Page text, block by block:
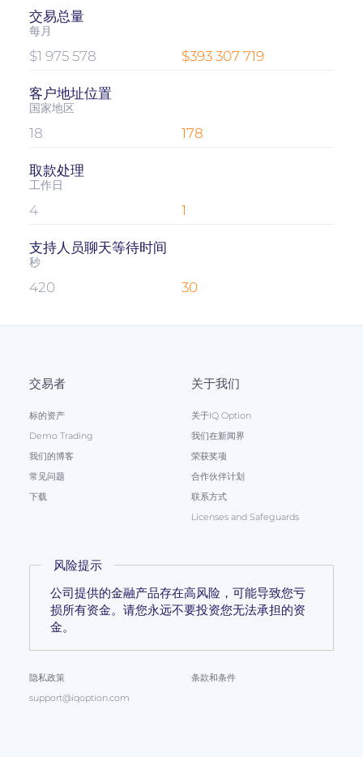
交易总量
每月
$1 975 578 $393 307 719
客户地址位置
国家地区
18 178
取款处理
工作日
4 1
支持人员聊天等待时间
秒
420 30
交易者
标的资产
Demo Trading
我们的博客
常见问题
下载
关于我们
关于IQ Option
我们在新闻界
荣获奖项
合作伙伴计划
联系方式
Licenses and Safeguards
风险提示
公司提供的金融产品存在高风险，可能导致您亏
损所有资金。请您永远不要投资您无法承担的资
金。
隐私政策
条款和条件
support@iqoption.com